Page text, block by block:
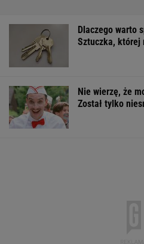
Dlaczego warto
Sztuczka, której
Nie wierzę, że
Został tylko